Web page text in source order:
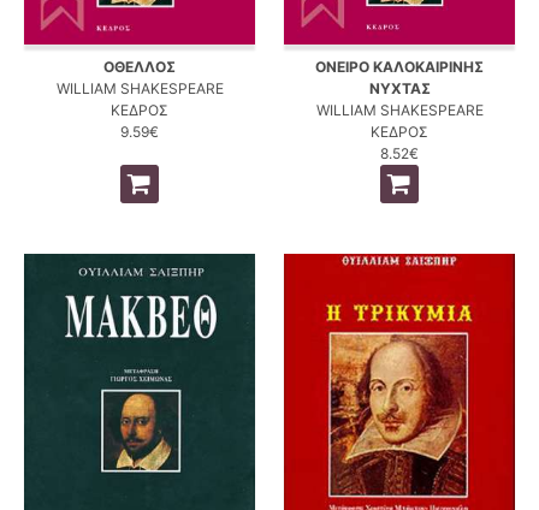
ΟΘΕΛΛΟΣ
WILLIAM SHAKESPEARE
ΚΕΔΡΟΣ
9.59€
ΟΝΕΙΡΟ ΚΑΛΟΚΑΙΡΙΝΗΣ
ΝΥΧΤΑΣ
WILLIAM SHAKESPEARE
ΚΕΔΡΟΣ
8.52€